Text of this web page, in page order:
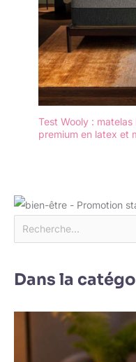
Test Wooly :
premium en latex et
Dans la